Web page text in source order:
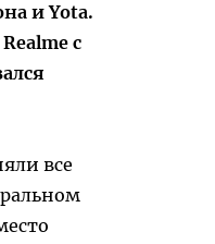
и Yota.
с
все